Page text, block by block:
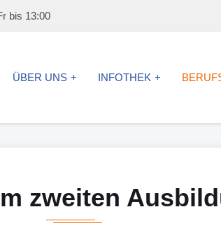
bis 13:00
ÜBER UNS INFOTHEK
zweiten